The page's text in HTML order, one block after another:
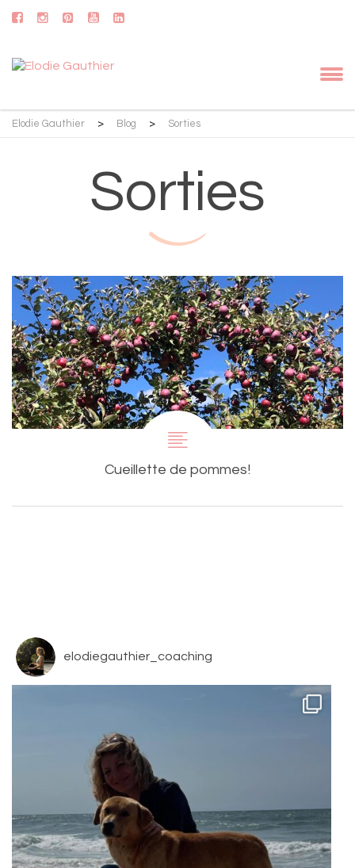
Elodie Gauthier > Blog > Sorties
Sorties
Cueillette de pommes!
elodiegauthier_coaching